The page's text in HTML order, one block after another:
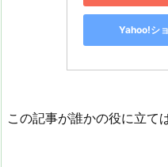
Yahoo!シ
この記事が誰かの役に立て